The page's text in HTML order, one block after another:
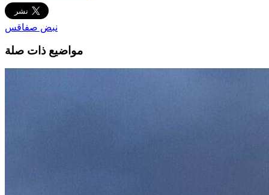
نبض صفاقس
مواضيع ذات صلة